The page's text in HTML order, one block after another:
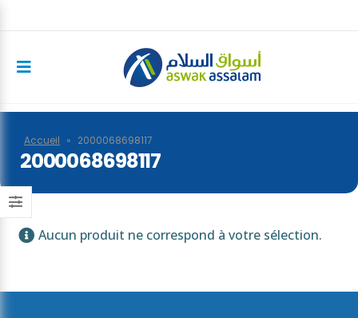
Accueil » 2000068698117
2000068698117
Aucun produit ne correspond à votre sélection.